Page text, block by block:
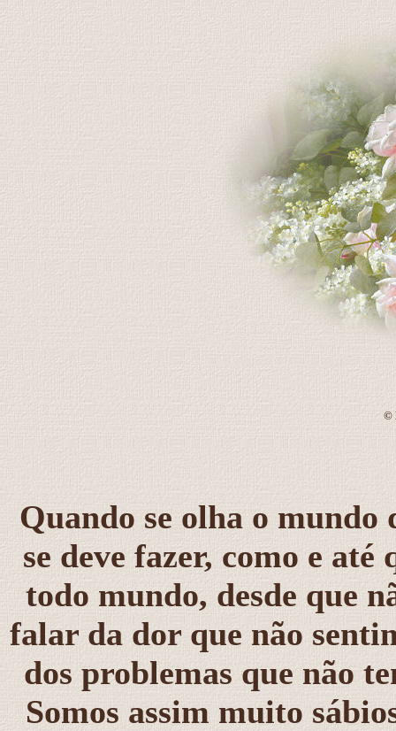
©
Quando se olha o
se deve fazer, como e
todo mundo, desde que
falar da dor que não
dos problemas que não
Somos assim muito